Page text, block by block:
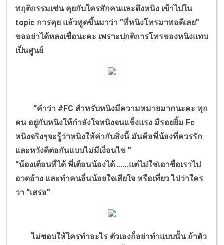
พฤติกรรมเช่น คุยกับใครสักคนและดึงหนิง เข้าไปใน
topic การคุย แล้วพูดขึ้นมาว่า “พี่หนิงโทรมาพอดีเลย”
ขออย่าได้หลงเชื่อนะคะ เพราะปกติการโทรของหนิงแทบ
เป็นศูนย์
“คำว่า #FC สำหรับหนิงมีความหมายมากนะคะ ทุก
คน อยู่กับหนิงให้กำลังใจหนิงจนแข็งแรง มีรอยยิ้ม Fc
หนิงจริงๆจะรู้ว่าหนิงให้ค่ากับสิ่งนี้ มันคือพี่น้องที่ควรรัก
และหวังดีต่อกันแบบไม่มีเงื่อนไข ”
“น้องเตือนพี่ได้ พี่เตือนน้องได้ ……แต่ไม่ใช่เอาชื่อเราไป
อวดอ้าง และทำคนอื่นน้อยใจเสียใจ หรือเที่ยว ไปว่าใคร
ว่า “เสร่อ”
ไม่ชอบให้ใครทำอะไร ตัวเองก็อย่าทำแบบนั้น ถ้าตัว